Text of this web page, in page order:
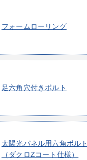
フォームローリング
足六角穴付きボルト
太陽光パネル用六角ボルト
（ダクロZコート仕様）